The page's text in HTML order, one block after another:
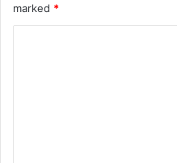
marked *